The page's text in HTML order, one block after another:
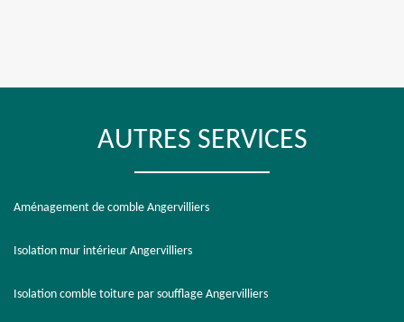
AUTRES SERVICES
Aménagement de comble Angervilliers
Isolation mur intérieur Angervilliers
Isolation comble toiture par soufflage Angervilliers